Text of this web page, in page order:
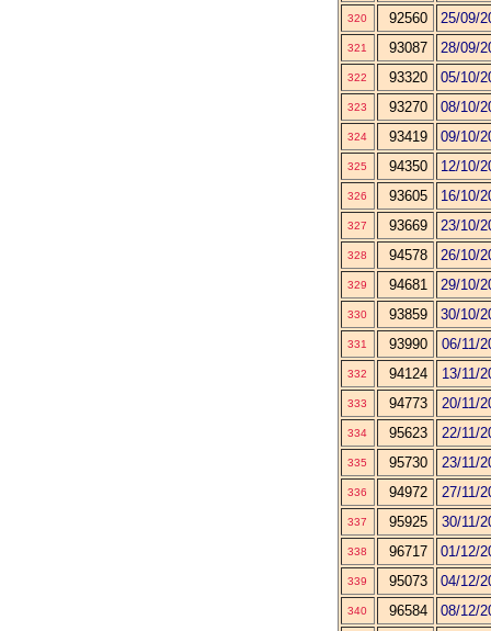
320 92560 25/09/
321 93087 28/09/
322 93320 05/10/
323 93270 08/10/
324 93419 09/10/
325 94350 12/10/
326 93605 16/10/
327 93669 23/10/
328 94578 26/10/
329 94681 29/10/
330 93859 30/10/
331 93990 06/11/
332 94124 13/11/
333 94773 20/11/
334 95623 22/11/
335 95730 23/11/
336 94972 27/11/
337 95925 30/11/
338 96717 01/12/
339 95073 04/12/
340 96584 08/12/